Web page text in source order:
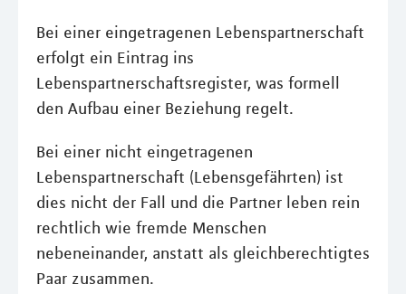
Bei einer eingetragenen Lebenspartnerschaft
erfolgt ein Eintrag ins
Lebenspartnerschaftsregister, was formell
den Aufbau einer Beziehung regelt.
Bei einer nicht eingetragenen
Lebenspartnerschaft (Lebensgefährten) ist
dies nicht der Fall und die Partner leben rein
rechtlich wie fremde Menschen
nebeneinander, anstatt als gleichberechtigtes
Paar zusammen.